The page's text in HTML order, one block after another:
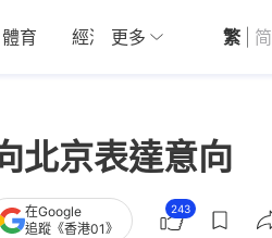
體育 經濟 01深圳 觀點
更多 繁 简
京表達意向
在Google
追蹤《香港01》
243